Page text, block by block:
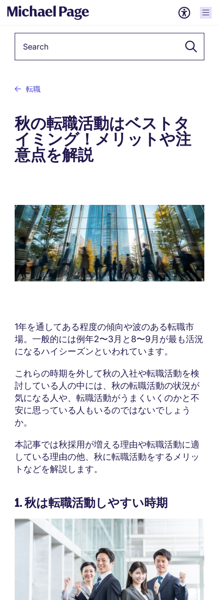
転職
秋の転職活動はベストタ
イミング！メリットや注
意点を解説
1年を通してある程度の傾向や波のある転職市
場。一般的には例年2〜3月と8〜9月が最も活況
になるハイシーズンといわれています。
これらの時期を外して秋の入社や転職活動を検
討している人の中には、秋の転職活動の状況が
気になる人や、転職活動がうまくいくのかと不
安に思っている人もいるのではないでしょう
か。
本記事では秋採用が増える理由や転職活動に適
している理由の他、秋に転職活動をするメリッ
トなどを解説します。
1. 秋は転職活動しやすい時期